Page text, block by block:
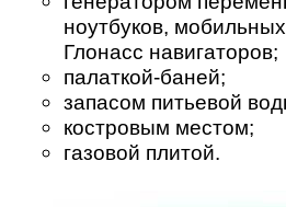
ноутбуков,
Глонасс навигаторов;
палаткой-баней;
запасом питьевой
костровым местом;
газовой плитой.